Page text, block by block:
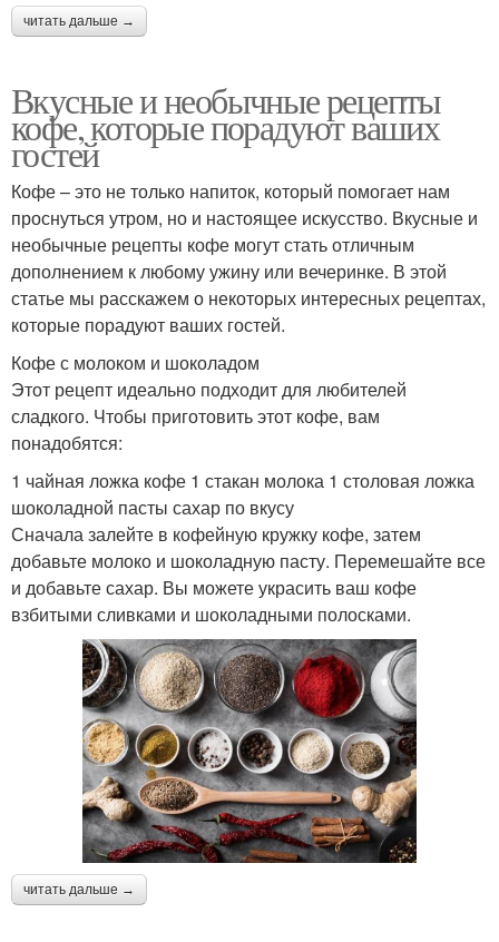
читать дальше →
Вкусные и необычные рецепты
кофе, которые порадуют ваших
гостей
Кофе – это не только напиток, который помогает нам
проснуться утром, но и настоящее искусство. Вкусные и
необычные рецепты кофе могут стать отличным
дополнением к любому ужину или вечеринке. В этой
статье мы расскажем о некоторых интересных рецептах,
которые порадуют ваших гостей.
Кофе с молоком и шоколадом
Этот рецепт идеально подходит для любителей
сладкого. Чтобы приготовить этот кофе, вам
понадобятся:
1 чайная ложка кофе 1 стакан молока 1 столовая ложка
шоколадной пасты сахар по вкусу
Сначала залейте в кофейную кружку кофе, затем
добавьте молоко и шоколадную пасту. Перемешайте все
и добавьте сахар. Вы можете украсить ваш кофе
взбитыми сливками и шоколадными полосками.
читать дальше →